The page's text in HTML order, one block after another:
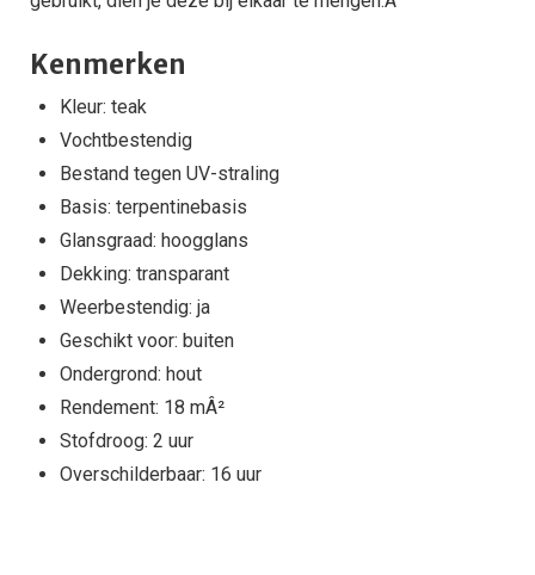
Kenmerken
Kleur: teak
Vochtbestendig
Bestand tegen UV-straling
Basis: terpentinebasis
Glansgraad: hoogglans
Dekking: transparant
Weerbestendig: ja
Geschikt voor: buiten
Ondergrond: hout
Rendement: 18 mÂ²
Stofdroog: 2 uur
Overschilderbaar: 16 uur